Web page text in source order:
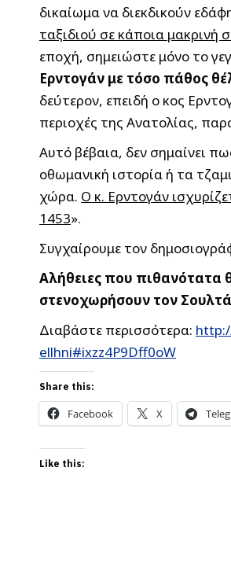
δικαίωμα να διεκδικούν
ταξιδιού σε κάποια μακρινή
εποχή, σημειώστε μόνο το
Ερντογάν με τόσο πάθος
δεύτερον, επειδή ο κος
περιοχές της Ανατολίας,
Αυτό βέβαια, δεν σημαίνει
οθωμανική ιστορία ή τα
χώρα. Ο κ. Ερντογάν
1453».
Συγχαίρουμε τον
Αλήθειες που πιθανότατα
στενοχωρήσουν τον
Διαβάστε περισσότερα:
ellhni#ixzz4P9Dff0oW
Share this:
Facebook X
Like this: